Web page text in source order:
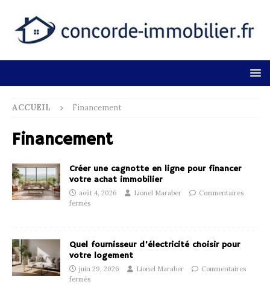
ACCUEIL Financement
Financement
Créer une cagnotte en ligne pour financer
votre achat immobilier
août 4, 2026 Lionel Maraber
Commentaires
fermés
Quel fournisseur d’électricité choisir pour
votre logement
juin 29, 2026 Lionel Maraber
Commentaires
fermés